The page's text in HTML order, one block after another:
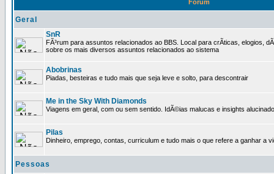
Fórum
Geral
SnR
FÃ³rum para assuntos relacionados ao BBS. Local para crÃ­ticas, elogios,
sobre os mais diversos assuntos relacionados ao sistema
Abobrinas
Piadas, besteiras e tudo mais que seja leve e solto, para descontrair
Me in the Sky With Diamonds
Viagens em geral, com ou sem sentido. IdÃ©ias malucas e insights
Pilas
Dinheiro, emprego, contas, curriculum e tudo mais o que refere a ganhar a
Pessoas